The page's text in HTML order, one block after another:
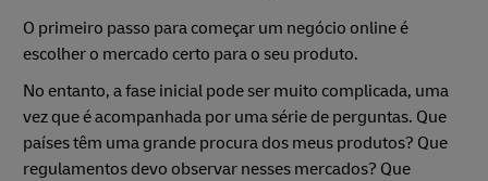
O primeiro passo para começar um negócio online é
escolher o mercado certo para o seu produto.
No entanto, a fase inicial pode ser muito complicada, uma
vez que é acompanhada por uma série de perguntas. Que
países têm uma grande procura dos meus produtos? Que
regulamentos devo observar nesses mercados? Que